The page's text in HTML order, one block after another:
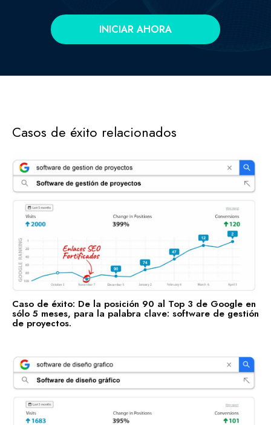
Enlaces fortificados
Agendar cita
Casos de Éxito
Descubre las categorías en las que ya estamos impulsando
su visibilidad. ¡Conoce en qué sectores ya estamos
trabajando para posicionar tu negocio con nuestros Enlaces
SEO Fortificados!
Tecnologías de la Información
Servicios Financieros
Marketing y Publicidad
Cuidado de la Salud y Hospitales
Educación
INICIAR AHORA
Casos de éxito relacionados
Caso de éxito: De la posición 90 al Top 3 de Google en
sólo 5 meses, para la palabra clave: software de gestión
de proyectos.